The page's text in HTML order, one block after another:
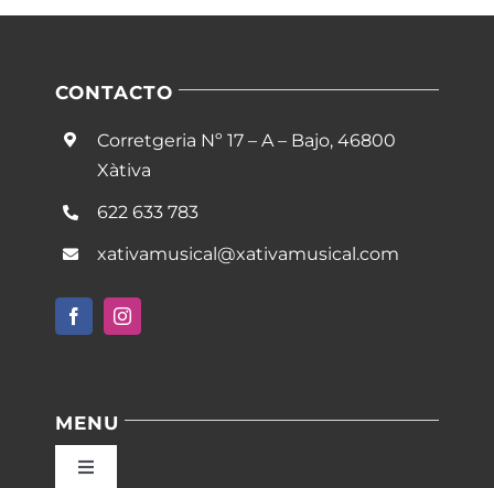
CONTACTO
Corretgeria Nº 17 – A – Bajo, 46800
Xàtiva
622 633 783
xativamusical@xativamusical.com
MENU
Toggle